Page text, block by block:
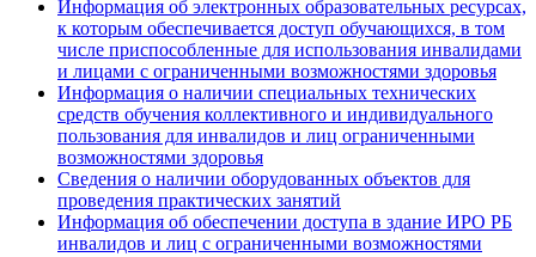
Информация об электронных образовательных ресурсах,
к которым обеспечивается доступ обучающихся, в том
числе приспособленные для использования инвалидами
и лицами с ограниченными возможностями здоровья
Информация о наличии специальных технических
средств обучения коллективного и индивидуального
пользования для инвалидов и лиц ограниченными
возможностями здоровья
Сведения о наличии оборудованных объектов для
проведения практических занятий
Информация об обеспечении доступа в здание ИРО РБ
инвалидов и лиц с ограниченными возможностями